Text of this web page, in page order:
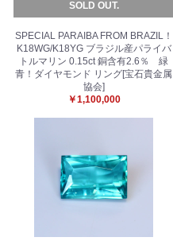
SOLD OUT.
SPECIAL PARAIBA FROM BRAZIL！
K18WG/K18YG ブラジル産パライバ
トルマリン 0.15ct 銅含有2.6％ 緑
青！ダイヤモンド リング[宝石貴金属
協会]
￥1,100,000